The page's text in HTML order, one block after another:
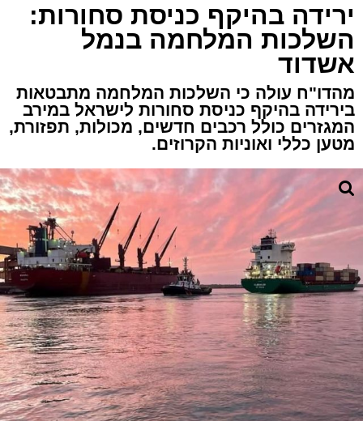
ירידה בהיקף כניסת סחורות:
השלכות המלחמה בנמל
אשדוד
מהדו"ח עולה כי השלכות המלחמה מתבטאות
בירידה בהיקף כניסת סחורות לישראל במירב
המגזרים כולל רכבים חדשים, מכולות, תפזורת,
מטען כללי ואוניות הקרוזים.